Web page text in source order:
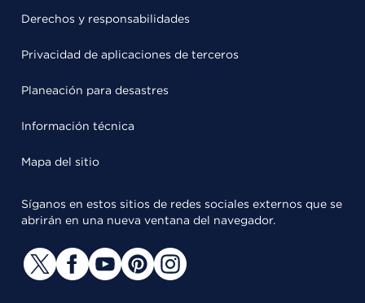
Derechos y responsabilidades
Privacidad de aplicaciones de terceros
Planeación para desastres
Información técnica
Mapa del sitio
Síganos en estos sitios de redes sociales externos que se
abrirán en una nueva ventana del navegador.